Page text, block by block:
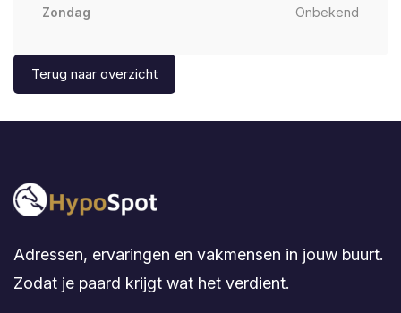
Zondag
Onbekend
Terug naar overzicht
Adressen, ervaringen en vakmensen in jouw buurt.
Zodat je paard krijgt wat het verdient.